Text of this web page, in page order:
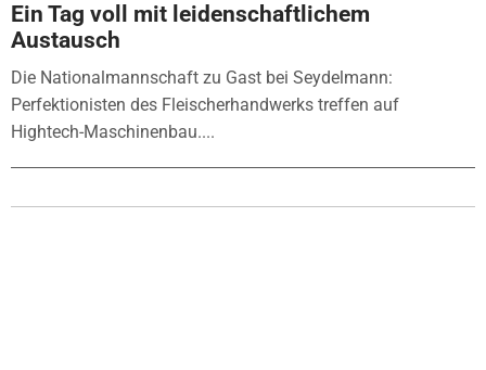
Ein Tag voll mit leidenschaftlichem
Austausch
Die Nationalmannschaft zu Gast bei Seydelmann:
Perfektionisten des Fleischerhandwerks treffen auf
Hightech-Maschinenbau....